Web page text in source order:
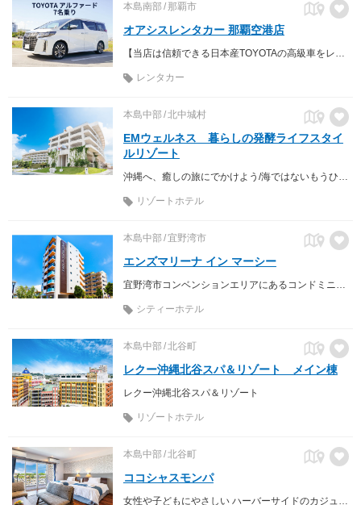
本島南部 那覇市
オアシスレンタカー 那覇空港店
レンタカー
本島中部 北中城村
EMウェルネス 暮らしの発酵ライフスタイ
ルリゾート
リゾートホテル
本島中部 宜野湾市
エンズマリーナ イン マーシー
シティーホテル
本島中部 北谷町
レクー沖縄北谷スパ＆リゾート メイン棟
レクー沖縄北谷スパ＆リゾート
リゾートホテル
本島中部 北谷町
ココシャスモンパ